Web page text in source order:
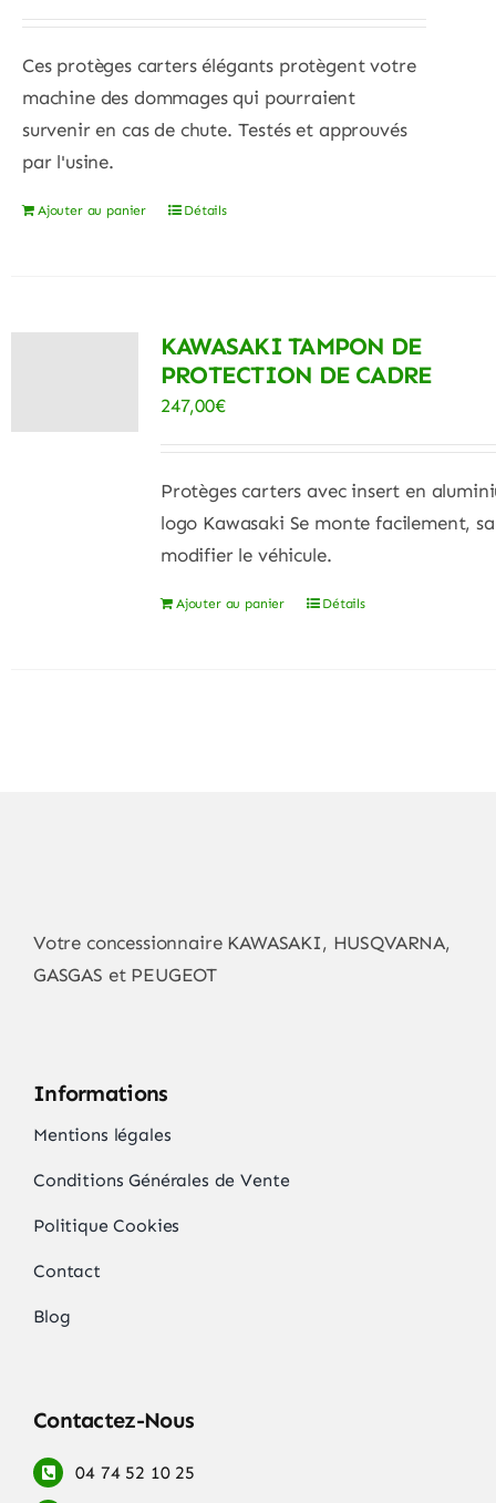
Ces protèges carters élégants protègent votre
machine des dommages qui pourraient
survenir en cas de chute. Testés et approuvés
par l'usine.
Ajouter au panier Détails
KAWASAKI TAMPON DE
PROTECTION DE CADRE
247,00€
Protèges carters avec insert en
logo Kawasaki Se monte facilement,
modifier le véhicule.
Ajouter au panier Détails
Votre concessionnaire KAWASAKI, HUSQVARNA,
GASGAS et PEUGEOT
Informations
Mentions légales
Conditions Générales de Vente
Politique Cookies
Contact
Blog
Contactez-Nous
04 74 52 10 25